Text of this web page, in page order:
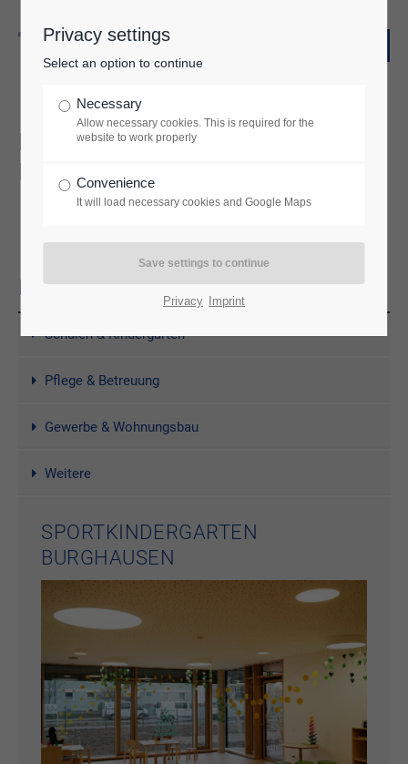
Sorry, item "offcanvas-col1" does not exist.
Sorry, item "offcanvas-col2" does not exist.
BUILDING SERVICES
ENGINEERING
PROJECT HIGHLIGHTS
Schulen & Kindergärten
Pflege & Betreuung
Gewerbe & Wohnungsbau
Weitere
SPORTKINDERGARTEN
BURGHAUSEN
Privacy settings
Select an option to continue
Necessary
Allow necessary cookies. This is required for the
website to work properly
Convenience
It will load necessary cookies and Google Maps
Privacy Imprint